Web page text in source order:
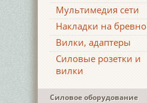
Мультимедия сети
Накладки на бревно
Вилки, адаптеры
Силовые розетки и
вилки
Силовое оборудование